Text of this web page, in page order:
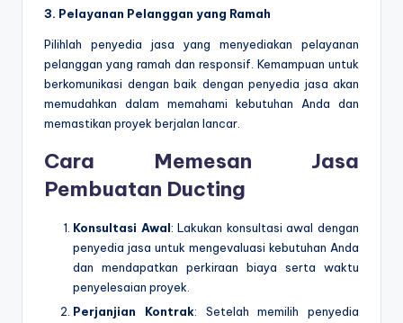
3. Pelayanan Pelanggan yang Ramah
Pilihlah penyedia jasa yang menyediakan pelayanan
pelanggan yang ramah dan responsif. Kemampuan untuk
berkomunikasi dengan baik dengan penyedia jasa akan
memudahkan dalam memahami kebutuhan Anda dan
memastikan proyek berjalan lancar.
Cara Memesan Jasa
Pembuatan Ducting
Konsultasi Awal: Lakukan konsultasi awal dengan
penyedia jasa untuk mengevaluasi kebutuhan Anda
dan mendapatkan perkiraan biaya serta waktu
penyelesaian proyek.
Perjanjian Kontrak: Setelah memilih penyedia